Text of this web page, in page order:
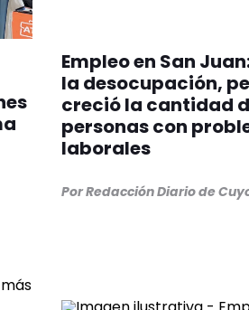
Empleo en San
la desocupación,
creció la cantidad
personas con
laborales
Por Redacción Diario de